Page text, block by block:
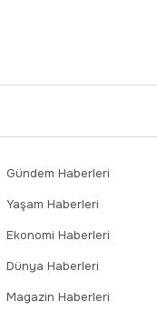
Gündem Haberleri
Yaşam Haberleri
Ekonomi Haberleri
Dünya Haberleri
Magazin Haberleri